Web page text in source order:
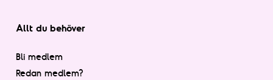
Allt du behöver
Bli medlem
Redan medlem?